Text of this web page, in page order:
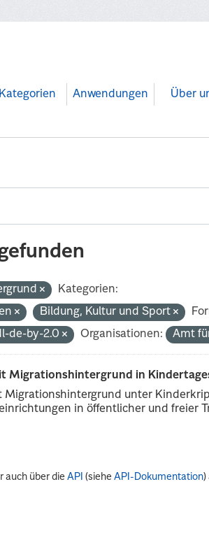
Kategorien Anwendungen Über
Kategorien:
Bildung, Kultur und Sport
de-by-2.0 Organisationen: Amt
Migrationshintergrund in
Migrationshintergrund unter
in öffentlicher und freier
auch über dieAPI (sieheAPI-Dokumentation)